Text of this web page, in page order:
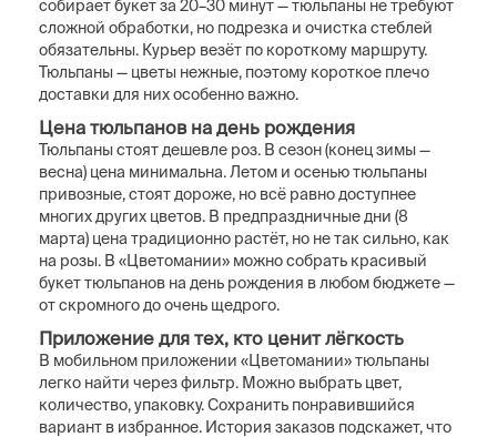
собирает букет за 20–30 минут — тюльпаны не требуют
сложной обработки, но подрезка и очистка стеблей
обязательны. Курьер везёт по короткому маршруту.
Тюльпаны — цветы нежные, поэтому короткое плечо
доставки для них особенно важно.
Цена тюльпанов на день рождения
Тюльпаны стоят дешевле роз. В сезон (конец зимы —
весна) цена минимальна. Летом и осенью тюльпаны
привозные, стоят дороже, но всё равно доступнее
многих других цветов. В предпраздничные дни (8
марта) цена традиционно растёт, но не так сильно, как
на розы. В «Цветомании» можно собрать красивый
букет тюльпанов на день рождения в любом бюджете —
от скромного до очень щедрого.
Приложение для тех, кто ценит лёгкость
В мобильном приложении «Цветомании» тюльпаны
легко найти через фильтр. Можно выбрать цвет,
количество, упаковку. Сохранить понравившийся
вариант в избранное. История заказов подскажет, что